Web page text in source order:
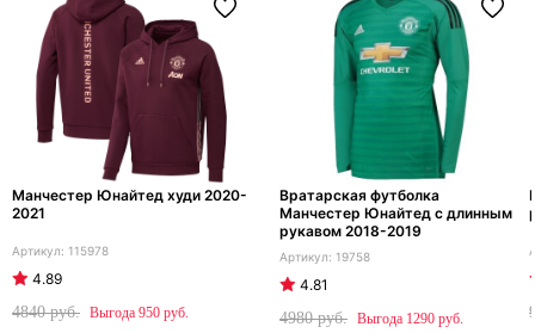
Манчестер Юнайтед худи 2020-
2021
115978
4.89
4840
950
Вратарская футболка
Манчестер Юнайтед с длинным
рукавом 2018-2019
19758
4.81
4980
1290